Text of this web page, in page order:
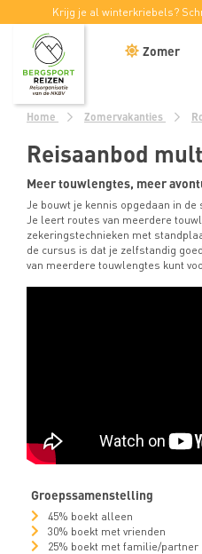
Krijg je al winterkriebels?
Zomer
Home Zomervakanties
Reisaanbod
Meer touwlengtes, meer
Je bouwt je kennis opgedaan in
Je leert routes van meerdere
zekeringstechnieken met
de cursus is dat je zelfstandig
van meerdere touwlengtes kunt
Groepssamenstelling
45% boekt alleen
30% boekt met vrienden
25% boekt met familie/partner